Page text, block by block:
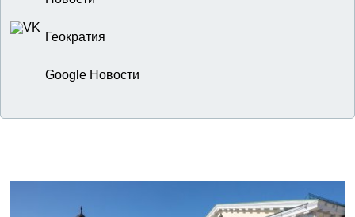
Геократия
Google Новости